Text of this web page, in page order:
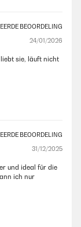
BEOORDELING
24/01/2026
sie, läuft nicht
BEOORDELING
31/12/2025
und ideal für die
ich nur